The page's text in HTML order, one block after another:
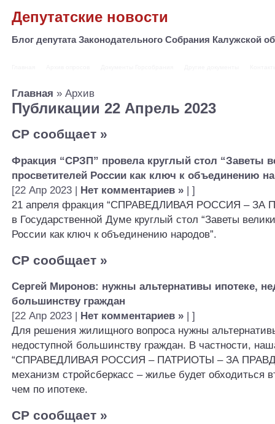
Депутатские новости
Блог депутата Законодательного Собрания Калужской
Главная » Архив
Публикации 22 Апрель 2023
СР сообщает »
Фракция “СРЗП” провела круглый стол “Заветы
просветителей России как ключ к объединению
[22 Апр 2023 | Нет комментариев » | ]
21 апреля фракция “СПРАВЕДЛИВАЯ РОССИЯ – ЗА
в Государственной Думе круглый стол “Заветы
России как ключ к объединению народов”.
СР сообщает »
Сергей Миронов: нужны альтернативы ипотеке,
большинству граждан
[22 Апр 2023 | Нет комментариев » | ]
Для решения жилищного вопроса нужны
недоступной большинству граждан. В частности,
“СПРАВЕДЛИВАЯ РОССИЯ – ПАТРИОТЫ – ЗА
механизм стройсберкасс – жилье будет обходиться
чем по ипотеке.
СР сообщает »